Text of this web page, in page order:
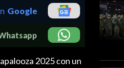
Google
2025 con un